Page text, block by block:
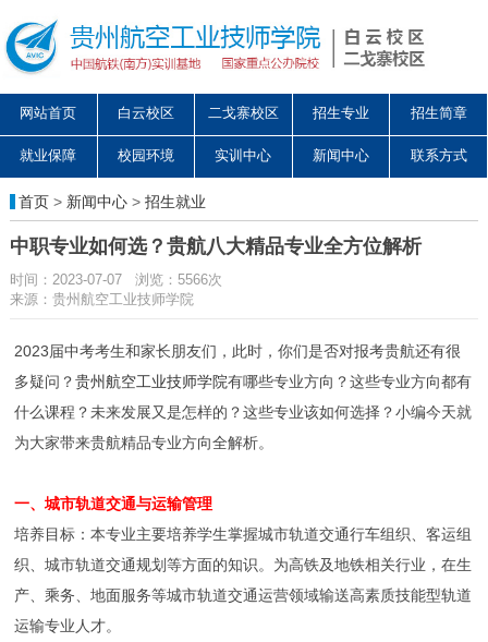
网站首页 白云校区 二戈寨校区 招生专业 招生简章
就业保障 校园环境 实训中心 新闻中心 联系方式
首页> 新闻中心> 招生就业
中职专业如何选？贵航八大精品专业全方位解析
时间：2023-07-07 浏览：5566次
来源：贵州航空工业技师学院
2023届中考考生和家长朋友们，此时，你们是否对报考贵航还有很
多疑问？贵州航空工业技师学院有哪些专业方向？这些专业方向都有
什么课程？未来发展又是怎样的？这些专业该如何选择？小编今天就
为大家带来贵航精品专业方向全解析。
一、城市轨道交通与运输管理
培养目标：本专业主要培养学生掌握城市轨道交通行车组织、客运组
织、城市轨道交通规划等方面的知识。为高铁及地铁相关行业，在生
产、乘务、地面服务等城市轨道交通运营领域输送高素质技能型轨道
运输专业人才。